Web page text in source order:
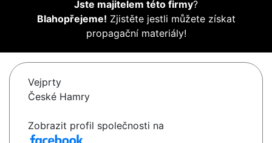
Jste majitelem této firmy?
Blahopřejeme! Zjistěte jestli můžete získat
propagační materiály!
Vejprty
České Hamry
Zobrazit profil společnosti na